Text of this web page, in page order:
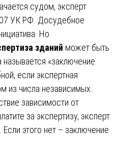
судом, эксперт
УК РФ. Досудебное
Но
зданий может быть
«заключение
если экспертная
из числа независимых.
зависимости от
за экспертизу, эксперт
этого нет – заключение